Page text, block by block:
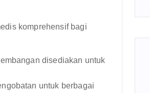
komprehensif bagi
disediakan untuk
untuk berbagai